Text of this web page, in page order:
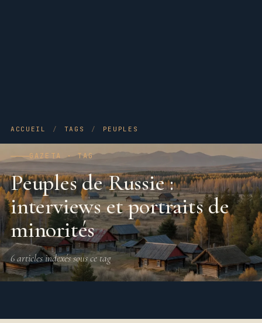
ACCUEIL / TAGS / PEUPLES
GAZETA · TAG
Peuples de Russie :
interviews et portraits de
minorités
6 articles indexés sous ce tag